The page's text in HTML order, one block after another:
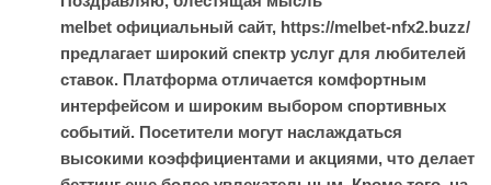
melbet официальный сайт, https://melbet-nfx2.buzz/
предлагает широкий спектр услуг для любителей
ставок. Платформа отличается комфортным
интерфейсом и широким выбором спортивных
событий. Посетители могут наслаждаться
высокими коэффициентами и акциями, что делает